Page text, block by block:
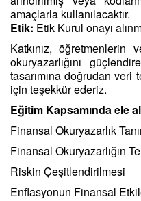
amaçlarla kullanılacaktır.
Etik: Etik Kurul onayı
Katkınız, öğretmenlerin
okuryazarlığını
tasarımına doğrudan veri
için teşekkür ederiz.
Eğitim Kapsamında ele
Finansal Okuryazarlık
Finansal Okuryazarlığın
Riskin Çeşitlendirilmesi
Enflasyonun Finansal